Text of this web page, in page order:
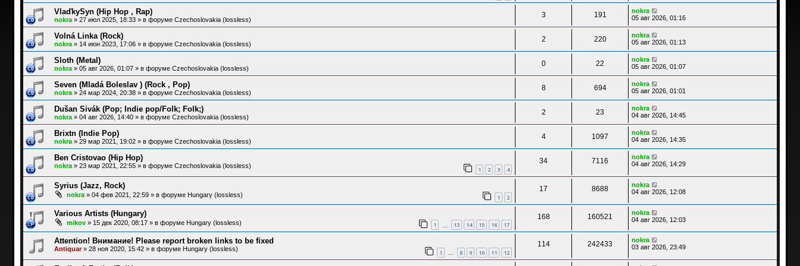
VlaďkySyn (Hip Hop , Rap)
nokra» 27 июл 2025, 18:33» в форуме Czechoslovakia (lossless)
3 191
nokra
05 авг 2026, 01:16
Volná Linka (Rock)
nokra» 14 июн 2023, 17:06» в форуме Czechoslovakia (lossless)
2 220
nokra
05 авг 2026, 01:13
Sloth (Metal)
nokra» 05 авг 2026, 01:07» в форуме Czechoslovakia (lossless)
0 22
nokra
05 авг 2026, 01:07
Seven (Mladá Boleslav ) (Rock , Pop)
nokra» 24 мар 2024, 20:38» в форуме Czechoslovakia (lossless)
8 694
nokra
05 авг 2026, 01:01
Dušan Sivák (Pop; Indie pop/Folk; Folk;)
nokra» 04 авг 2026, 14:40» в форуме Czechoslovakia (lossless)
2 23
nokra
04 авг 2026, 14:45
Brixtn (Indie Pop)
nokra» 29 мар 2021, 19:02» в форуме Czechoslovakia (lossless)
4 1097
nokra
04 авг 2026, 14:35
Ben Cristovao (Hip Hop)
nokra» 23 мар 2021, 22:55» в форуме Czechoslovakia (lossless) 1 2 3 4
34 7116
nokra
04 авг 2026, 14:29
Syrius (Jazz, Rock)
nokra» 04 фев 2021, 22:59» в форуме Hungary (lossless) 1 2
17 8688
nokra
04 авг 2026, 12:08
Various Artists (Hungary)
mikov» 15 дек 2020, 08:17» в форуме Hungary (lossless) 1 13 14 15 16 17
168 160521
nokra
04 авг 2026, 12:03
Attention! Внимание! Please report broken links to be fixed
Antiquar» 28 ноя 2020, 15:42» в форуме Hungary (lossless) 1 … 8 9 10 11 12
114 242433
nokra
03 авг 2026, 23:49